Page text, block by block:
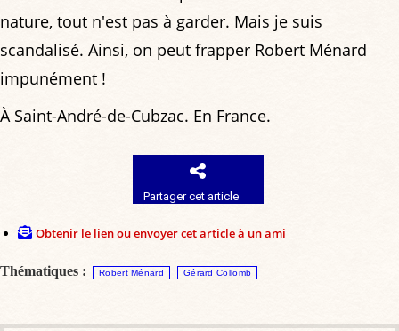
nature, tout n'est pas à garder. Mais je suis
scandalisé. Ainsi, on peut frapper Robert Ménard
impunément !
À Saint-André-de-Cubzac. En France.
Partager cet article
Obtenir le lien ou envoyer cet article à un ami
Thématiques : Robert Ménard Gérard Collomb